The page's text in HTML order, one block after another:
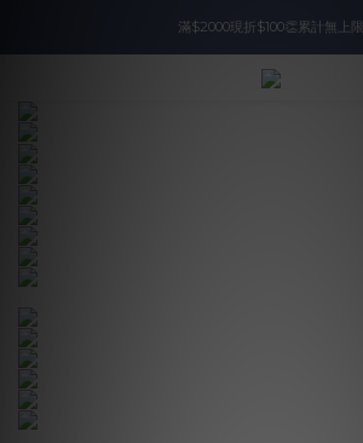
入會即領$888購物金🙌
滿$2000現折$100👏累計無上限
入會即領$888購物金🙌